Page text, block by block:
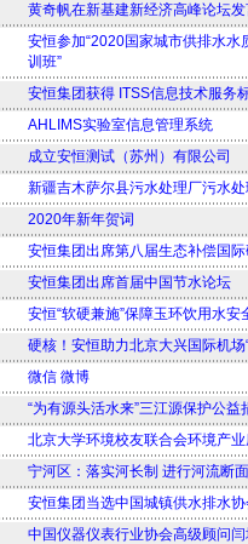
黄奇帆在新基建新经济高峰论坛
安恒参加“2020国家城市供排水
训班”
安恒集团获得 ITSS信息技术服务
AHLIMS实验室信息管理系统
成立安恒测试（苏州）有限公司
新疆吉木萨尔县污水处理厂污水
2020年新年贺词
安恒集团出席第八届生态补偿国
安恒集团出席首届中国节水论坛
安恒“软硬兼施”保障玉环饮用水安
硬核！安恒助力北京大兴国际机场
微信 微博
“为有源头活水来”三江源保护公益
北京大学环境校友联合会环境产
宁河区：落实河长制 进行河流断
安恒集团当选中国城镇供水排水
中国仪器仪表行业协会高级顾问